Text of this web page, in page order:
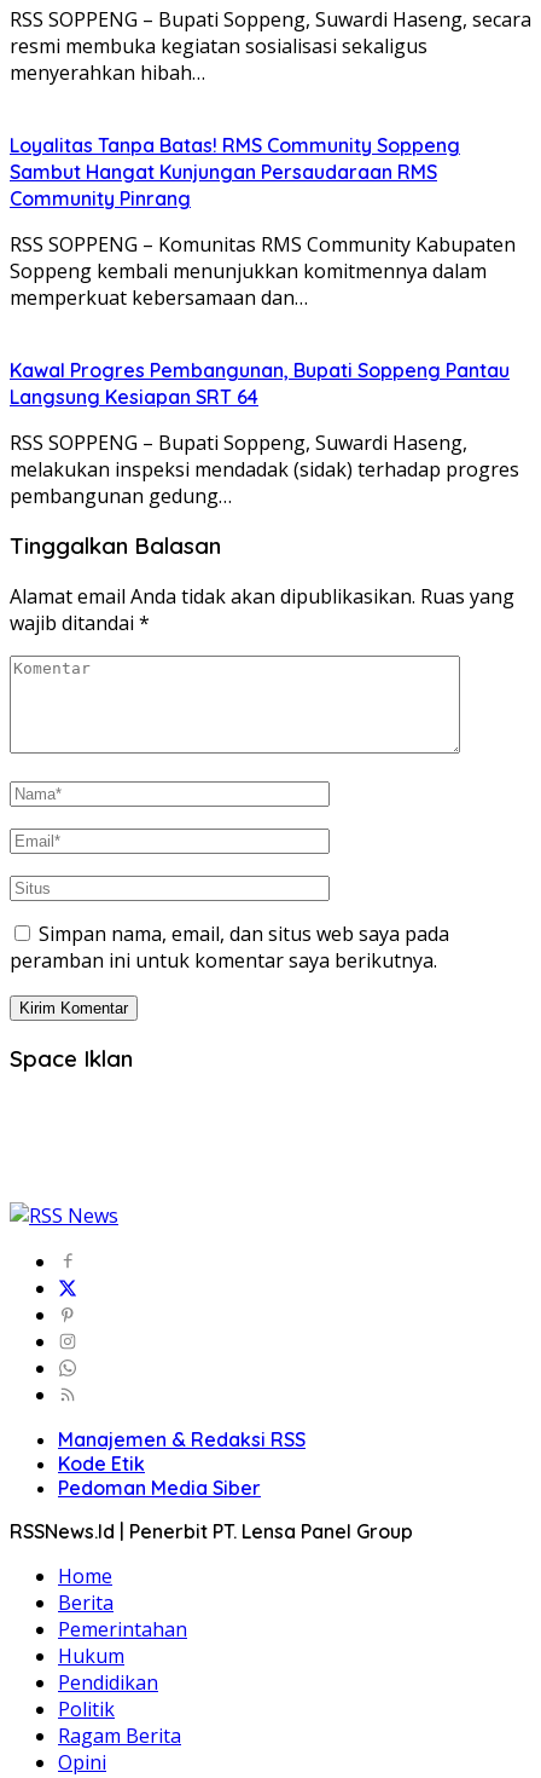
RSS SOPPENG – Bupati Soppeng, Suwardi Haseng, secara
resmi membuka kegiatan sosialisasi sekaligus
menyerahkan hibah…
Loyalitas Tanpa Batas! RMS Community Soppeng
Sambut Hangat Kunjungan Persaudaraan RMS
Community Pinrang
RSS SOPPENG – Komunitas RMS Community Kabupaten
Soppeng kembali menunjukkan komitmennya dalam
memperkuat kebersamaan dan…
Kawal Progres Pembangunan, Bupati Soppeng Pantau
Langsung Kesiapan SRT 64
RSS SOPPENG – Bupati Soppeng, Suwardi Haseng,
melakukan inspeksi mendadak (sidak) terhadap progres
pembangunan gedung…
Tinggalkan Balasan
Alamat email Anda tidak akan dipublikasikan. Ruas yang
wajib ditandai *
Simpan nama, email, dan situs web saya pada
peramban ini untuk komentar saya berikutnya.
Space Iklan
Manajemen & Redaksi RSS
Kode Etik
Pedoman Media Siber
RSSNews.Id | Penerbit PT. Lensa Panel Group
Home
Berita
Pemerintahan
Hukum
Pendidikan
Politik
Ragam Berita
Opini